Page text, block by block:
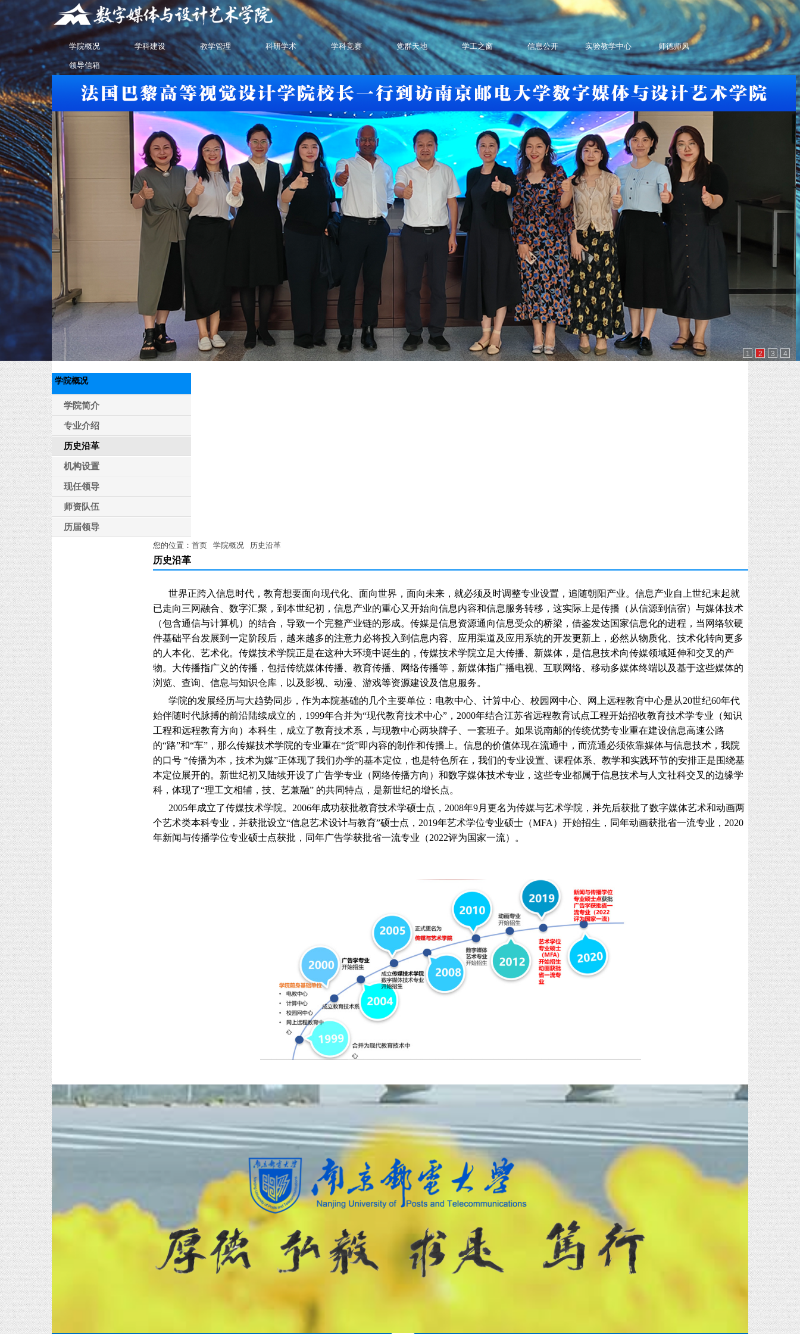
学院概况 学科建设 教学管理 科研学术 学科竞赛 党群天地 学工之窗 信息公开 实验教学中心 师德师风
领导信箱
1 2 3 4
学院概况
学院简介
专业介绍
历史沿革
机构设置
现任领导
师资队伍
历届领导
您的位置： 首页 学院概况 历史沿革
历史沿革
世界正跨入信息时代，教育想要面向现代化、面向世界，面向未来，就必须及时调整专业设置，追随朝阳产业。信息产业自上世纪末起就
已走向三网融合、数字汇聚，到本世纪初，信息产业的重心又开始向信息内容和信息服务转移，这实际上是传播（从信源到信宿）与媒体技术
（包含通信与计算机）的结合，导致一个完整产业链的形成。传媒是信息资源通向信息受众的桥梁，借鉴发达国家信息化的进程，当网络软硬
件基础平台发展到一定阶段后，越来越多的注意力必将投入到信息内容、应用渠道及应用系统的开发更新上，必然从物质化、技术化转向更多
的人本化、艺术化。传媒技术学院正是在这种大环境中诞生的，传媒技术学院立足大传播、新媒体，是信息技术向传媒领域延伸和交叉的产
物。大传播指广义的传播，包括传统媒体传播、教育传播、网络传播等，新媒体指广播电视、互联网络、移动多媒体终端以及基于这些媒体的
浏览、查询、信息与知识仓库，以及影视、动漫、游戏等资源建设及信息服务。
学院的发展经历与大趋势同步，作为本院基础的几个主要单位：电教中心、计算中心、校园网中心、网上远程教育中心是从20世纪60年代
始伴随时代脉搏的前沿陆续成立的，1999年合并为“现代教育技术中心”，2000年结合江苏省远程教育试点工程开始招收教育技术学专业（知识
工程和远程教育方向）本科生，成立了教育技术系，与现教中心两块牌子、一套班子。如果说南邮的传统优势专业重在建设信息高速公路
的“路”和“车”，那么传媒技术学院的专业重在“货”即内容的制作和传播上。信息的价值体现在流通中，而流通必须依靠媒体与信息技术，我院
的口号 “传播为本，技术为媒”正体现了我们办学的基本定位，也是特色所在，我们的专业设置、课程体系、教学和实践环节的安排正是围绕基
本定位展开的。新世纪初又陆续开设了广告学专业（网络传播方向）和数字媒体技术专业，这些专业都属于信息技术与人文社科交叉的边缘学
科，体现了“理工文相辅，技、艺兼融” 的共同特点，是新世纪的增长点。
2005年成立了传媒技术学院。2006年成功获批教育技术学硕士点，2008年9月更名为传媒与艺术学院，并先后获批了数字媒体艺术和动画两
个艺术类本科专业，并获批设立“信息艺术设计与教育”硕士点，2019年艺术学位专业硕士（MFA）开始招生，同年动画获批省一流专业，2020
年新闻与传播学位专业硕士点获批，同年广告学获批省一流专业（2022评为国家一流）。